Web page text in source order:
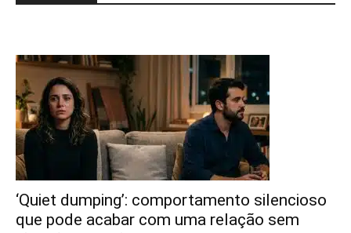
‘Quiet dumping’: comportamento silencioso
que pode acabar com uma relação sem